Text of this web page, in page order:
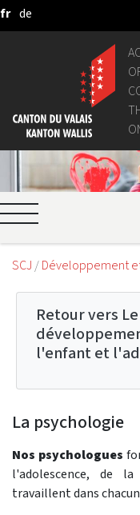
Saut au contenu principal
fr de
SCJ Développement
Retour vers
l'enfant et
La psychologie
Nos psychologues
l'adolescence, de
travaillent dans